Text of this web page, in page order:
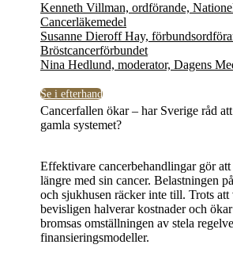
Kenneth Villman, ordförande,
Cancerläkemedel
Susanne Dieroff Hay,
Bröstcancerförbundet
Nina Hedlund, moderator, Dagens
Se i efterhand
Cancerfallen ökar – har Sverige råd
gamla systemet?
Effektivare cancerbehandlingar gör
längre med sin cancer. Belastningen
och sjukhusen räcker inte till. Trots
bevisligen halverar kostnader och
bromsas omställningen av stela
finansieringsmodeller.